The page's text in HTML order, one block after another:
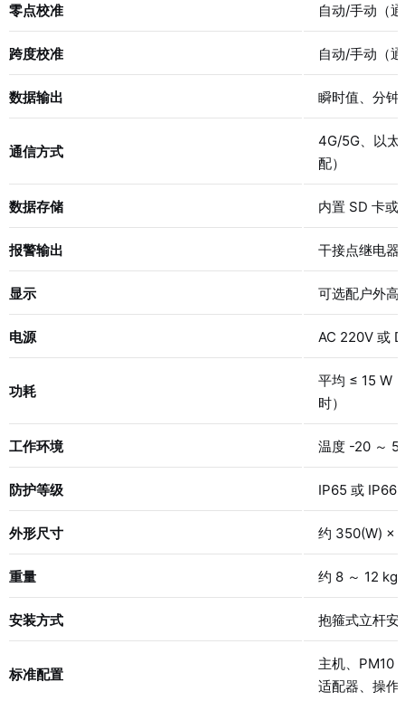
零点校准 自动/手动（
跨度校准 自动/手动（
数据输出 瞬时值、分钟
通信方式
4G/5G、以
配）
数据存储 内置 SD 卡或
报警输出 干接点继电器
显示 可选配户外高
电源 AC 220V 或
功耗
平均 ≤ 15 W
时）
工作环境 温度 -20 ～
防护等级 IP65 或 IP66
外形尺寸 约 350(W) ×
重量 约 8 ～ 12 kg
安装方式 抱箍式立杆安
标准配置
主机、PM10
适配器、操作